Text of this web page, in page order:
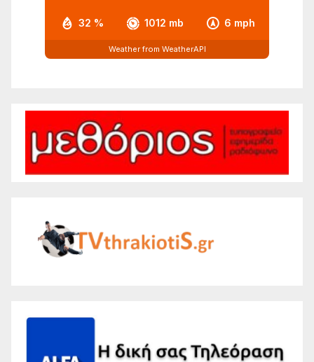
32 % 1012 mb 6 mph
Weather from WeatherAPI